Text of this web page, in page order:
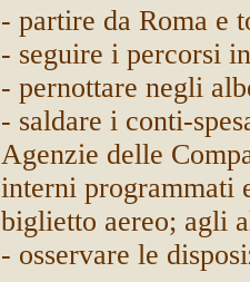
- partire da Roma e
- seguire i percorsi
- pernottare negli
- saldare i conti-
Agenzie delle
interni programmati
biglietto aereo; agli
- osservare le